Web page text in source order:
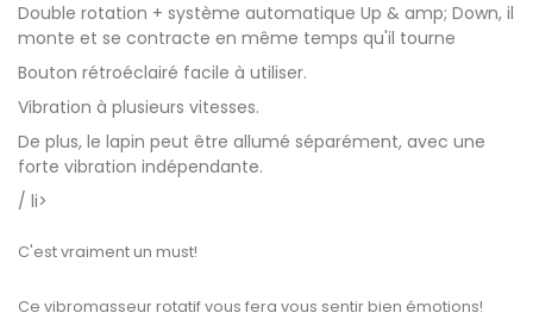
Double rotation + système automatique Up & amp; Down, il
monte et se contracte en même temps qu'il tourne
Bouton rétroéclairé facile à utiliser.
Vibration à plusieurs vitesses.
De plus, le lapin peut être allumé séparément, avec une
forte vibration indépendante.
/ li>
C'est vraiment un must!
Ce vibromasseur rotatif vous fera vous sentir bien émotions!